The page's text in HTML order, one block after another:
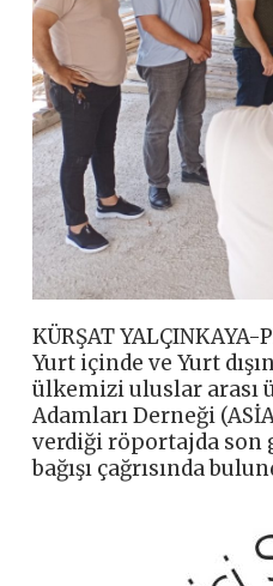
KÜRŞAT YALÇINKAYA-
Yurt içinde ve Yurt
ülkemizi uluslar arası
Adamları Derneği
verdiği röportajda son
bağışı çağrısında